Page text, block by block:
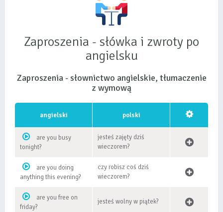
Zaproszenia - słówka i zwroty po
angielsku
Zaproszenia - słownictwo angielskie, tłumaczenie
z wymową
angielski polski
are you busy
tonight?
jesteś zajęty dziś
wieczorem?
are you doing
anything this evening?
czy robisz coś dziś
wieczorem?
are you free on
friday?
jesteś wolny w piątek?